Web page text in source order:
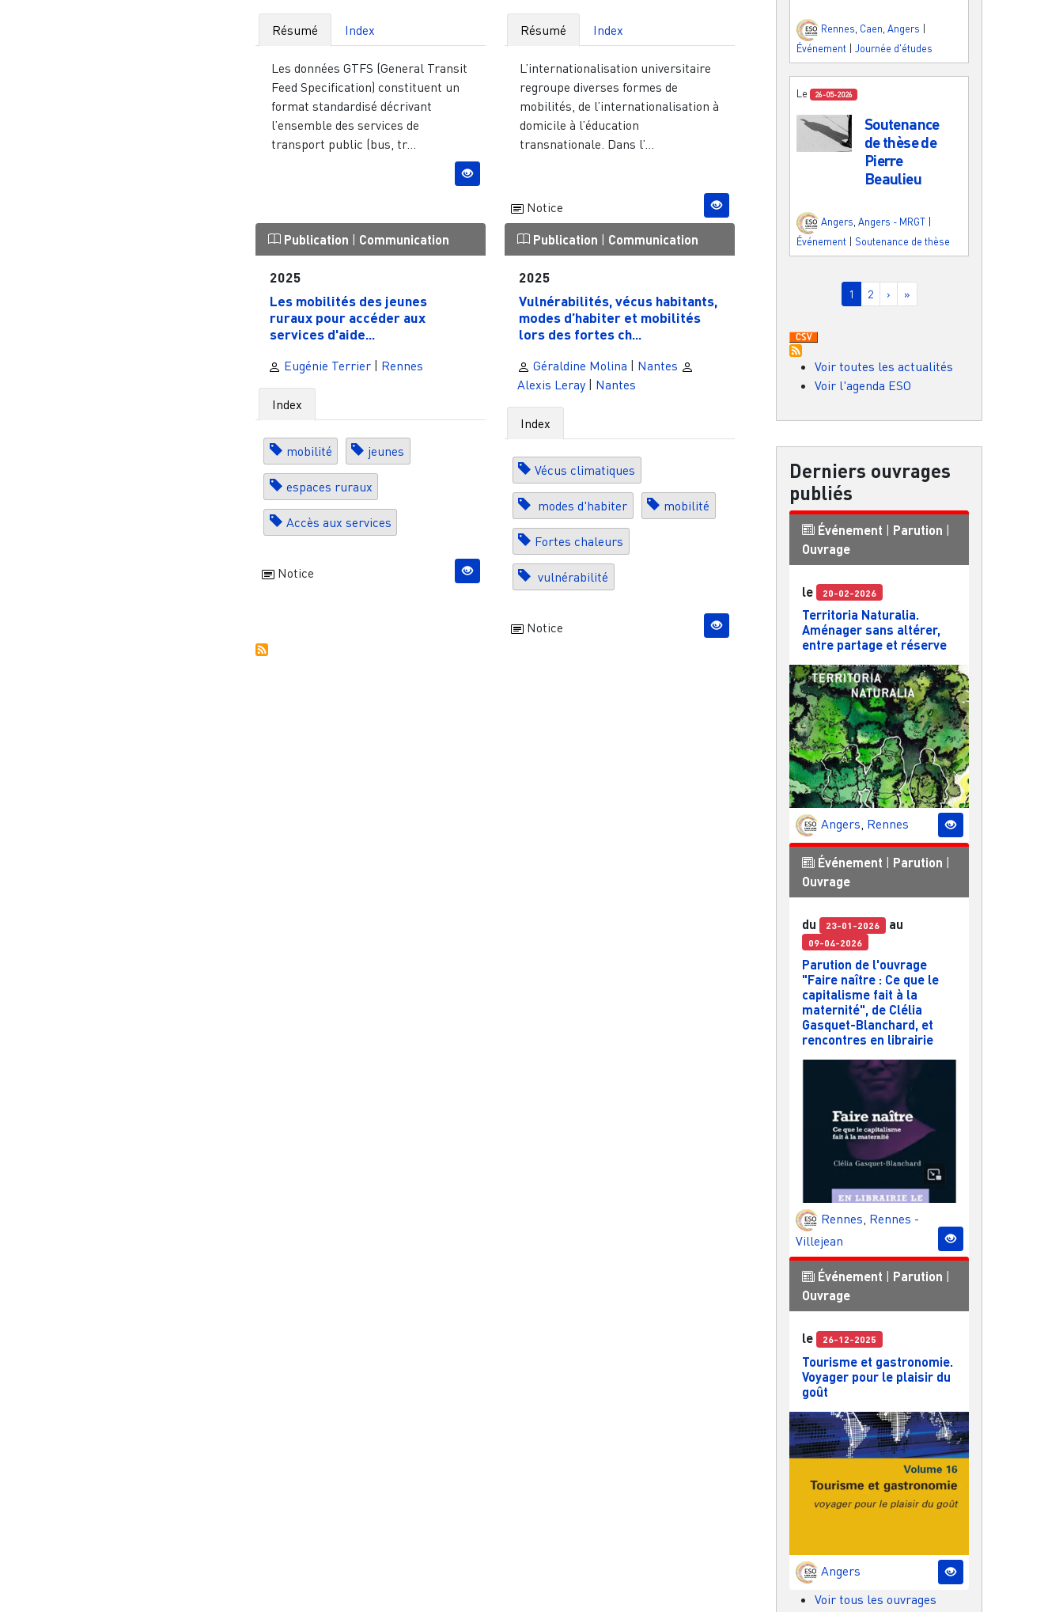
Résumé Index
Les données GTFS (General Transit
Feed Specification) constituent un
format standardisé décrivant
l’ensemble des services de
transport public (bus, tr...
Résumé Index
L’internationalisation universitaire
regroupe diverses formes de
mobilités, de l’internationalisation à
domicile à l’éducation
transnationale. Dans l’...
Notice
Publication | Communication
2025
Les mobilités des jeunes
ruraux pour accéder aux
services d'aide...
Eugénie Terrier Rennes
Index
mobilité jeunes
espaces ruraux
Accès aux services
Notice
Publication | Communication
2025
Vulnérabilités, vécus habitants,
modes d’habiter et mobilités
lors des fortes ch...
Géraldine Molina
Nantes
Alexis Leray
Nantes
Index
Vécus climatiques
modes d'habiter mobilité
Fortes chaleurs
vulnérabilité
Notice
Rennes, Caen, Angers
Événement
Journée d'études
Le 26-05-2026
Soutenance
de thèse de
Pierre
Beaulieu
Angers Angers - MRGT
Événement | Soutenance de thèse
Pagination
Page courante
1 Page
2 Page suivante
› Dernière page
»
Voir toutes les actualités
Voir l'agenda ESO
Derniers ouvrages
publiés
Événement | Parution |
Ouvrage
le 20-02-2026
Territoria Naturalia.
Aménager sans altérer,
entre partage et réserve
Angers, Rennes
Événement Parution
Ouvrage
du 23-01-2026 au
09-04-2026
Parution de l'ouvrage
"Faire naître : Ce que le
capitalisme fait à la
maternité", de Clélia
Gasquet-Blanchard, et
rencontres en librairie
Rennes, Rennes -
Villejean
Événement Parution
Ouvrage
le 26-12-2025
Tourisme et gastronomie.
Voyager pour le plaisir du
goût
Angers
Voir tous les ouvrages